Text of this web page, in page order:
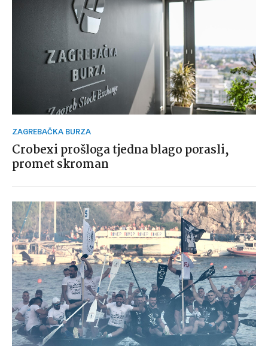
ZAGREBAČKA BURZA
Crobexi prošloga tjedna blago porasli,
promet skroman